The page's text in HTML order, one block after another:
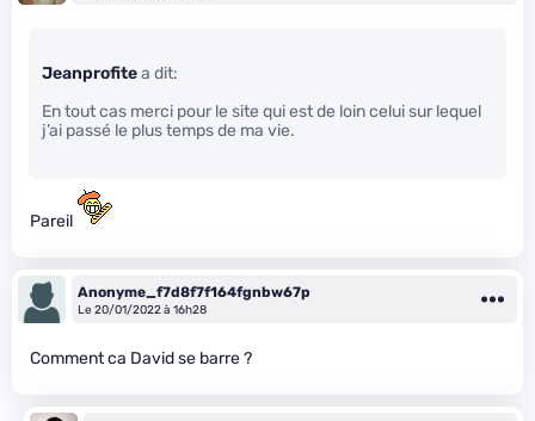
Jeanprofitea dit:
En tout cas merci pour le site qui est de loin celui sur lequel
j’ai passé le plus temps de ma vie.
Pareil
Anonyme_f7d8f7f164fgnbw67p
Le 20/01/2022 à 16h28
Comment ca David se barre ?